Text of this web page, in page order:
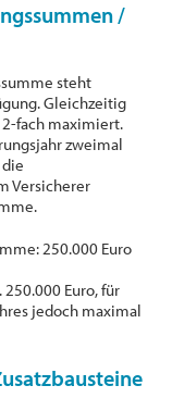
/
steht
Gleichzeitig
fach maximiert.
zweimal
Versicherer
250.000 Euro
250.000 Euro, für
jedoch maximal